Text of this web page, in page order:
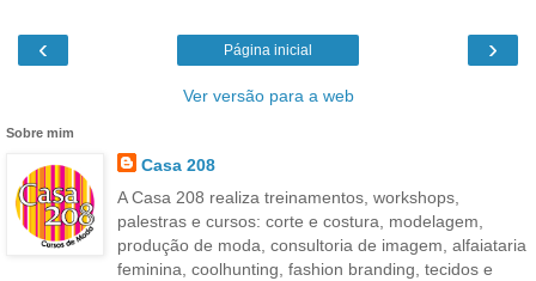
‹ ›
Página inicial
Ver versão para a web
Sobre mim
Casa 208
A Casa 208 realiza treinamentos, workshops,
palestras e cursos: corte e costura, modelagem,
produção de moda, consultoria de imagem, alfaiataria
feminina, coolhunting, fashion branding, tecidos e